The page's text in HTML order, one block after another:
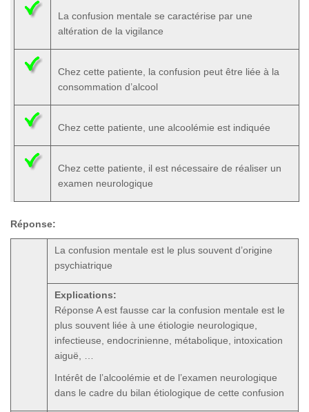
La confusion mentale se caractérise par une
altération de la vigilance
Chez cette patiente, la confusion peut être liée à la
consommation d’alcool
Chez cette patiente, une alcoolémie est indiquée
Chez cette patiente, il est nécessaire de réaliser un
examen neurologique
Réponse:
La confusion mentale est le plus souvent d’origine
psychiatrique
Explications:
Réponse A est fausse car la confusion mentale est le
plus souvent liée à une étiologie neurologique,
infectieuse, endocrinienne, métabolique, intoxication
aiguë, …
Intérêt de l’alcoolémie et de l’examen neurologique
dans le cadre du bilan étiologique de cette confusion